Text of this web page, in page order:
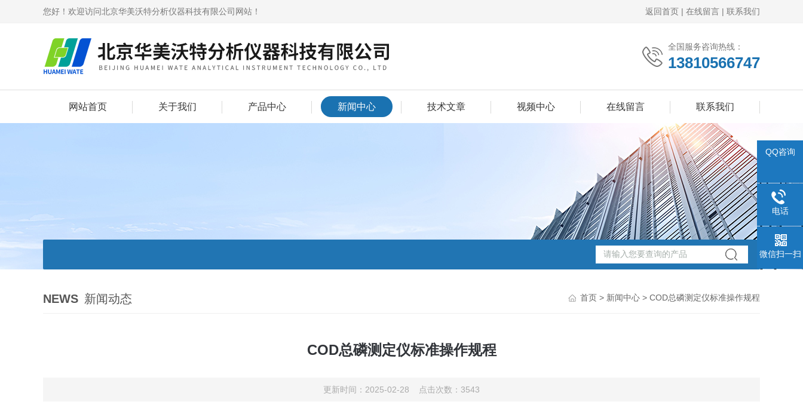
您好！欢迎访问北京华美沃特分析仪器科技有限公司网站！ 返回首页 | 在线留言 | 联系我们
全国服务咨询热线：
13810566747
网站首页 关于我们 产品中心 新闻中心 技术文章 视频中心 在线留言 联系我们
NEWS 新闻动态 首页 > 新闻中心 > COD总磷测定仪标准操作规程
COD总磷测定仪标准操作规程
更新时间：2025-02-28 点击次数：3543
QQ咨询
电话
微信扫一扫